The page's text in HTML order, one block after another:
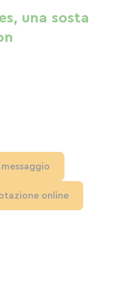
una sosta
messaggio
online